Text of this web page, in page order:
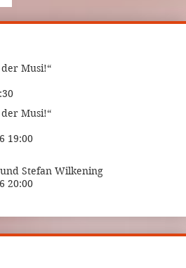
Musi!“
Musi!“
19:00
Stefan Wilkening
20:00